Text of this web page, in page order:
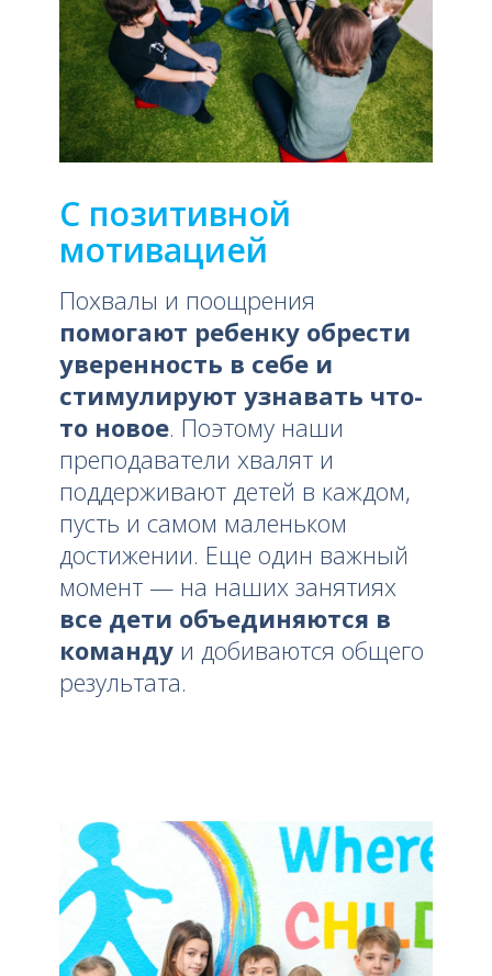
С позитивной
мотивацией
Похвалы и поощрения
помогают ребенку обрести
уверенность в себе и
стимулируют узнавать что-
то новое. Поэтому наши
преподаватели хвалят и
поддерживают детей в каждом,
пусть и самом маленьком
достижении. Еще один важный
момент — на наших занятиях
все дети объединяются в
команду и добиваются общего
результата.